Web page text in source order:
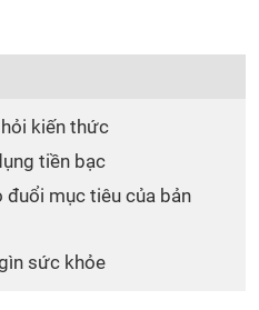
kiến thức
tiền bạc
đuổi mục tiêu của bản
sức khỏe